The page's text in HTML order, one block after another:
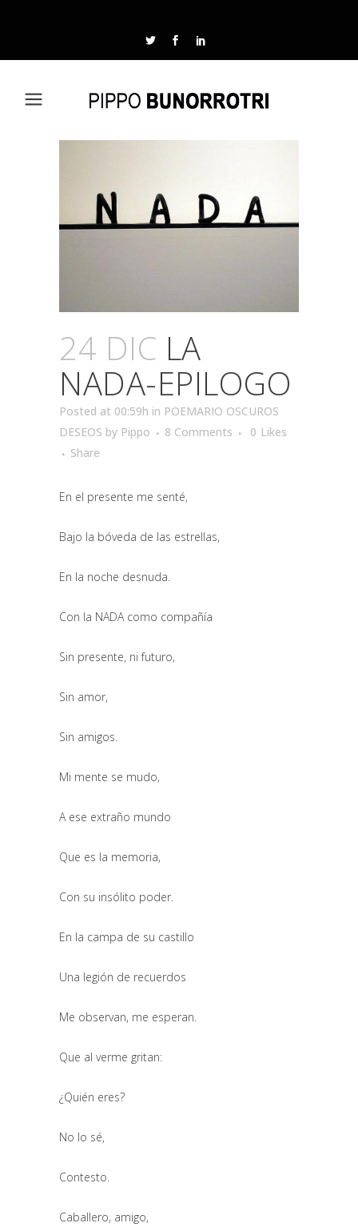
24 DIC LA
NADA-EPILOGO
Posted at 00:59h in POEMARIO OSCUROS
DESEOS by Pippo 8 Comments 0 Likes
Share
En el presente me senté,
Bajo la bóveda de las estrellas,
En la noche desnuda.
Con la NADA como compañía
Sin presente, ni futuro,
Sin amor,
Sin amigos.
Mi mente se mudo,
A ese extraño mundo
Que es la memoria,
Con su insólito poder.
En la campa de su castillo
Una legión de recuerdos
Me observan, me esperan.
Que al verme gritan:
¿Quién eres?
No lo sé,
Contesto.
Caballero, amigo,